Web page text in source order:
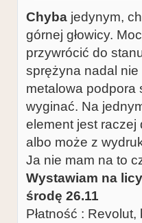
Chyba jedynym,
górnej głowicy.
przywrócić do
sprężyna nadal nie
metalowa podpora
wyginać. Na
element jest
albo może z
Ja nie mam na to
Wystawiam na
środę 26.11
Płatność :